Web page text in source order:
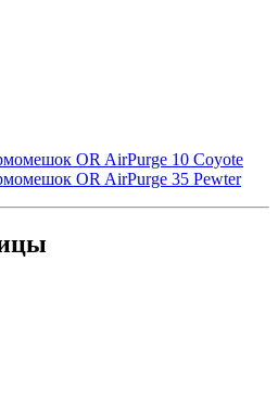
OR AirPurge 10 Coyote
OR AirPurge 35 Pewter